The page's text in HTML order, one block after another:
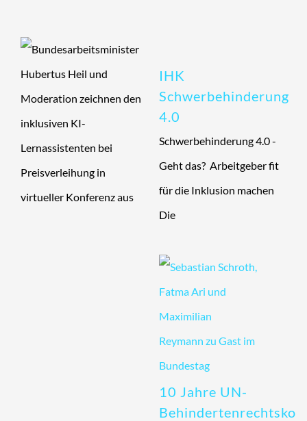
Entwicklung
eines
inklusiven KI-
IHK
Schwerbehinderung
4.0
Schwerbehinderung 4.0 -
Geht das? Arbeitgeber fit
für die Inklusion machen
Die
10 Jahre UN-